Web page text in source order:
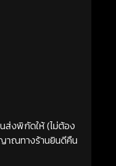
ส่งพิกัดให้ (ไม่ต้อง
าณทางร้านยินดีคืน